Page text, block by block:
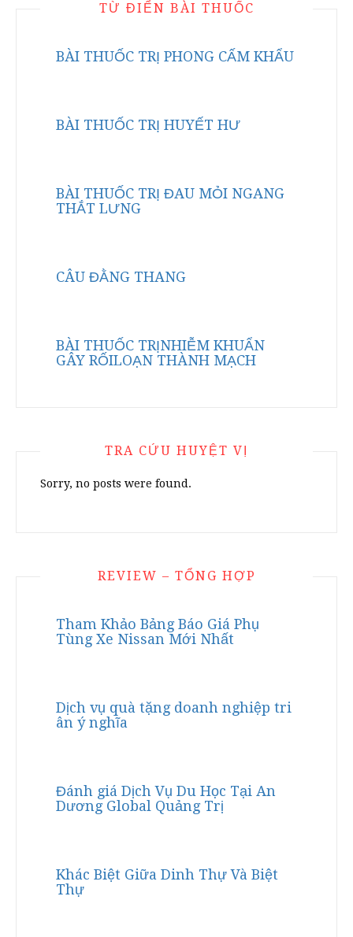
TỪ ĐIỂN BÀI THUỐC
BÀI THUỐC TRỊ PHONG CẤM KHẨU
BÀI THUỐC TRỊ HUYẾT HƯ
BÀI THUỐC TRỊ ĐAU MỎI NGANG
THẮT LƯNG
CÂU ĐẰNG THANG
BÀI THUỐC TRỊNHIỄM KHUẨN
GÂY RỐILOẠN THÀNH MẠCH
TRA CỨU HUYỆT VỊ
Sorry, no posts were found.
REVIEW – TỔNG HỢP
Tham Khảo Bảng Báo Giá Phụ
Tùng Xe Nissan Mới Nhất
Dịch vụ quà tặng doanh nghiệp tri
ân ý nghĩa
Đánh giá Dịch Vụ Du Học Tại An
Dương Global Quảng Trị
Khác Biệt Giữa Dinh Thự Và Biệt
Thự